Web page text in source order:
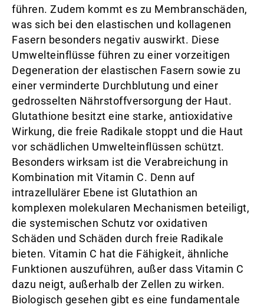
führen. Zudem kommt es zu Membranschäden,
was sich bei den elastischen und kollagenen
Fasern besonders negativ auswirkt. Diese
Umwelteinflüsse führen zu einer vorzeitigen
Degeneration der elastischen Fasern sowie zu
einer verminderte Durchblutung und einer
gedrosselten Nährstoffversorgung der Haut.
Glutathione besitzt eine starke, antioxidative
Wirkung, die freie Radikale stoppt und die Haut
vor schädlichen Umwelteinflüssen schützt.
Besonders wirksam ist die Verabreichung in
Kombination mit Vitamin C. Denn auf
intrazellulärer Ebene ist Glutathion an
komplexen molekularen Mechanismen beteiligt,
die systemischen Schutz vor oxidativen
Schäden und Schäden durch freie Radikale
bieten. Vitamin C hat die Fähigkeit, ähnliche
Funktionen auszuführen, außer dass Vitamin C
dazu neigt, außerhalb der Zellen zu wirken.
Biologisch gesehen gibt es eine fundamentale